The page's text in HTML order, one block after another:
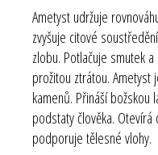
Ametyst udržuje
zvyšuje citové
zlobu. Potlačuje smutek
prožitou ztrátou. Ametyst
kamenů. Přináší božskou
podstaty člověka.
podporuje tělesné vlohy.